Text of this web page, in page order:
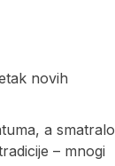
novih
a smatralo
– mnogi